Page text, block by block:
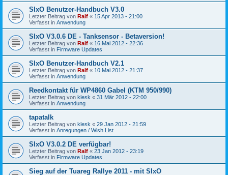
SIxO Benutzer-Handbuch V3.0
Letzter Beitrag von Ralf « 15 Apr 2013 - 21:00
Verfasst in Anwendung
SIxO V3.0.6 DE - Tanksensor - Betaversion!
Letzter Beitrag von Ralf « 16 Mai 2012 - 22:36
Verfasst in Firmware Updates
SIxO Benutzer-Handbuch V2.1
Letzter Beitrag von Ralf « 10 Mai 2012 - 21:37
Verfasst in Anwendung
Reedkontakt für WP4860 Gabel (KTM 950/990)
Letzter Beitrag von klesk « 31 Mär 2012 - 22:00
Verfasst in Anwendung
tapatalk
Letzter Beitrag von klesk « 29 Jan 2012 - 21:59
Verfasst in Anregungen / Wish List
SIxO V3.0.2 DE verfügbar!
Letzter Beitrag von Ralf « 23 Jan 2012 - 23:19
Verfasst in Firmware Updates
Sieg auf der Tuareg Rallye 2011 - mit SIxO